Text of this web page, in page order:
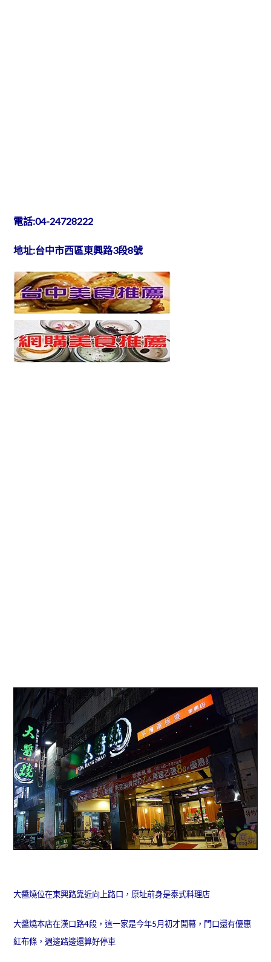
電話:04-24728222
地址:台中市西區東興路3段8號
大醬燒位在東興路靠近向上路口，原址前身是泰式料理店
大醬燒本店在漢口路4段，這一家是今年5月初才開幕，門口還有優惠
紅布條，週邊路邊還算好停車